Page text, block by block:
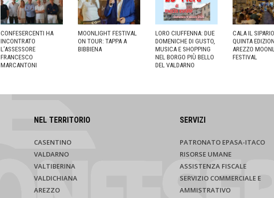
CONFESERCENTI HA
INCONTRATO
L’ASSESSORE
FRANCESCO
MARCANTONI
MOONLIGHT FESTIVAL
ON TOUR: TAPPA A
BIBBIENA
LORO CIUFFENNA: DUE
DOMENICHE DI GUSTO,
MUSICA E SHOPPING
NEL BORGO PIÙ BELLO
DEL VALDARNO
CALA IL
QUINTA
AREZZO
FESTIVAL
NEL TERRITORIO
CASENTINO
VALDARNO
VALTIBERINA
VALDICHIANA
AREZZO
SERVIZI
PATRONATO EPASA-ITACO
RISORSE UMANE
ASSISTENZA FISCALE
SERVIZIO COMMERCIALE E
AMMISTRATIVO